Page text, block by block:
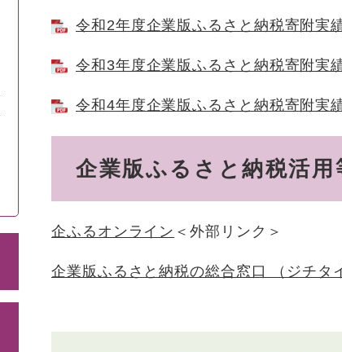
令和2年度企業版ふるさと納税寄附実
令和3年度企業版ふるさと納税寄附実
令和4年度企業版ふるさと納税寄附実
企業版ふるさと納税活用
企ふるオンライン ＜外部リンク＞
企業版ふるさと納税の総合窓口 （ジチタ